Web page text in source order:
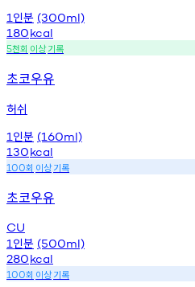
1 인분 (300ml)
180kcal
5천회 이상기록
초코우유
허쉬
1 인분 (160ml)
130kcal
100회 이상기록
초코우유
CU
1 인분 (500ml)
280kcal
100회 이상기록